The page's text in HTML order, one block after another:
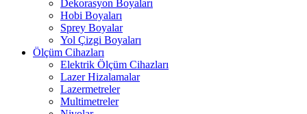
Dekorasyon Boyaları
Hobi Boyaları
Sprey Boyalar
Yol Çizgi Boyaları
Ölçüm Cihazları
Elektrik Ölçüm Cihazları
Lazer Hizalamalar
Lazermetreler
Multimetreler